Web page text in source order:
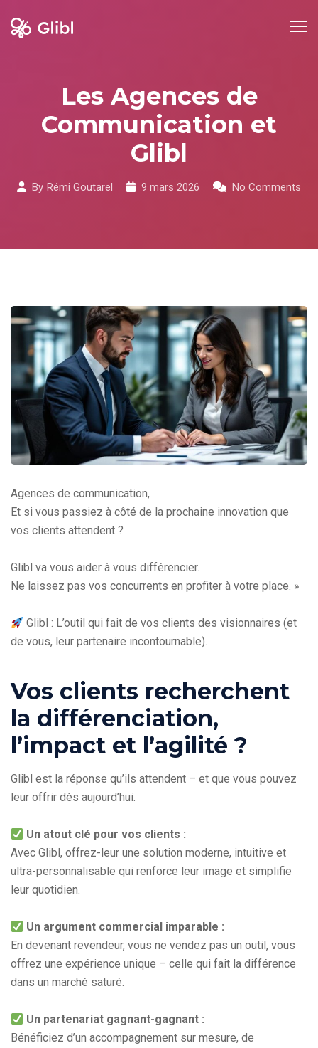
Les Agences de
Communication et
Glibl
By Rémi Goutarel 9 mars 2026 No Comments
Agences de communication,
Et si vous passiez à côté de la prochaine innovation que
vos clients attendent ?
Glibl va vous aider à vous différencier.
Ne laissez pas vos concurrents en profiter à votre place. »
Glibl : L’outil qui fait de vos clients des visionnaires (et
de vous, leur partenaire incontournable).
Vos clients recherchent
la différenciation,
l’impact et l’agilité ?
Glibl est la réponse qu’ils attendent – et que vous pouvez
leur offrir dès aujourd’hui.
Un atout clé pour vos clients :
Avec Glibl, offrez-leur une solution moderne, intuitive et
ultra-personnalisable qui renforce leur image et simplifie
leur quotidien.
Un argument commercial imparable :
En devenant revendeur, vous ne vendez pas un outil, vous
offrez une expérience unique – celle qui fait la différence
dans un marché saturé.
Un partenariat gagnant-gagnant :
Bénéficiez d’un accompagnement sur mesure, de